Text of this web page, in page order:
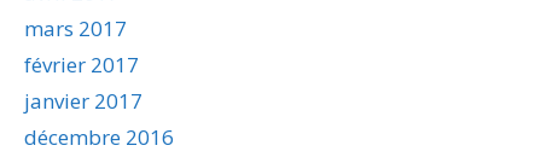
mars 2017
février 2017
janvier 2017
décembre 2016